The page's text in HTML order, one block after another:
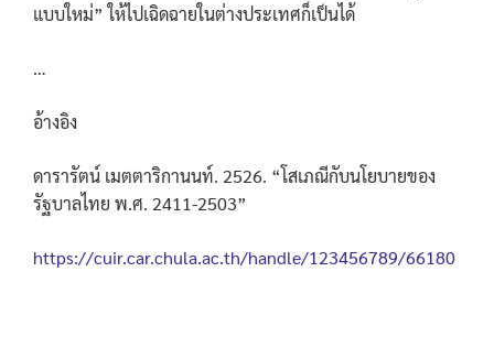
แบบใหม่” ให้ไปเฉิดฉายในต่างประเทศก็เป็นได้
…
อ้างอิง
ดารารัตน์ เมตตาริกานนท์. 2526. “โสเภณีกับนโยบายของ
รัฐบาลไทย พ.ศ. 2411-2503”
https://cuir.car.chula.ac.th/handle/123456789/66180